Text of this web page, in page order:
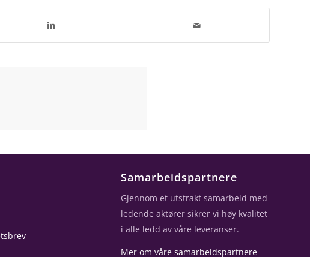
Samarbeidspartnere
Gjennom et utstrakt samarbeid med
ledende aktører sikrer vi høy kvalitet
i alle ledd av våre leveranser.
Mer om våre samarbeidspartnere